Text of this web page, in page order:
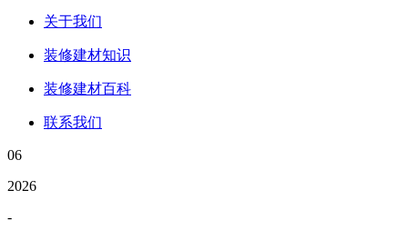
关于我们
装修建材知识
装修建材百科
联系我们
06
2026
-